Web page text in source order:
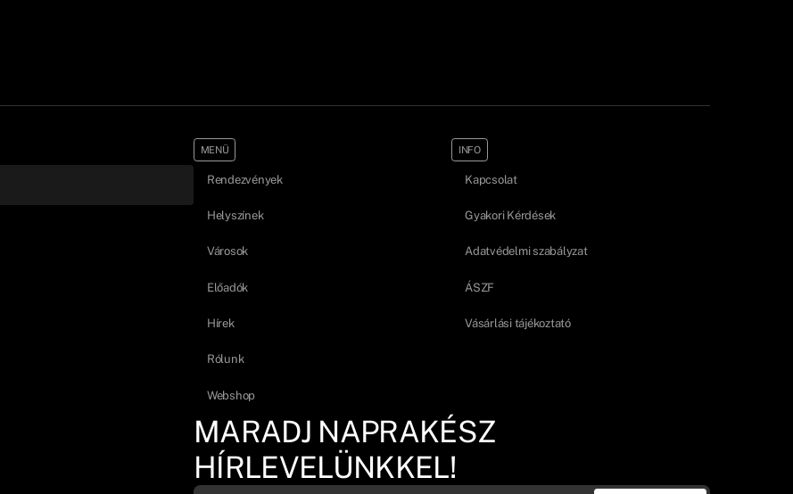
MENÜ
Rendezvények
Helyszínek
Városok
Előadók
Hírek
Rólunk
Webshop
INFO
Kapcsolat
Gyakori Kérdések
Adatvédelmi szabályzat
ÁSZF
Vásárlási tájékoztató
MARADJ NAPRAKÉSZ
HÍRLEVELÜNKKEL!